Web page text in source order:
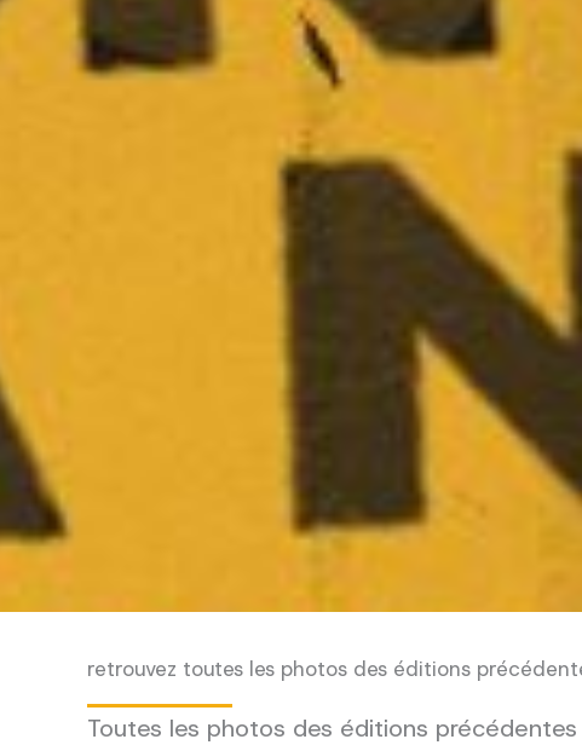
retrouvez toutes les photos des éditions
Toutes les photos des éditions